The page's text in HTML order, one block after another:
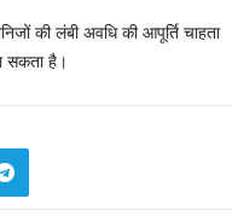
की लंबी अवधि की आपूर्ति चाहता
सकता है।